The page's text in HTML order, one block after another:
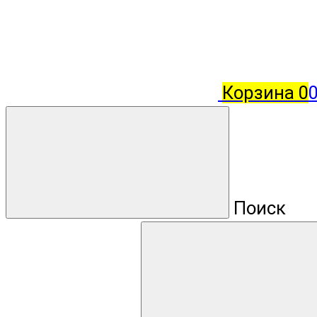
Корзина 0
Поиск